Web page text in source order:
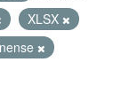
XLSX